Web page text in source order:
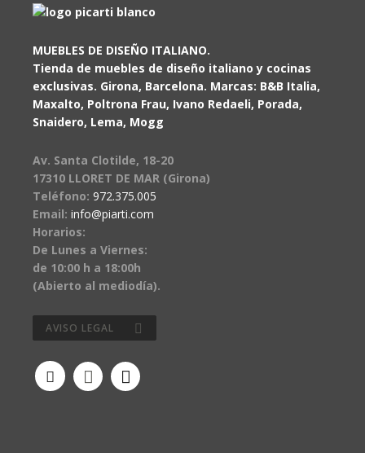
MUEBLES DE DISEÑO ITALIANO.
Tienda de muebles de diseño italiano y cocinas
exclusivas. Girona, Barcelona. Marcas: B&B Italia,
Maxalto, Poltrona Frau, Ivano Redaeli, Porada,
Snaidero, Lema, Mogg
Av. Santa Clotilde, 18-20
17310 LLORET DE MAR (Girona)
Teléfono: 972.375.005
Email: info@piarti.com
Horarios:
De Lunes a Viernes:
de 10:00 h a 18:00h
(Abierto al mediodía).
AVISO LEGAL